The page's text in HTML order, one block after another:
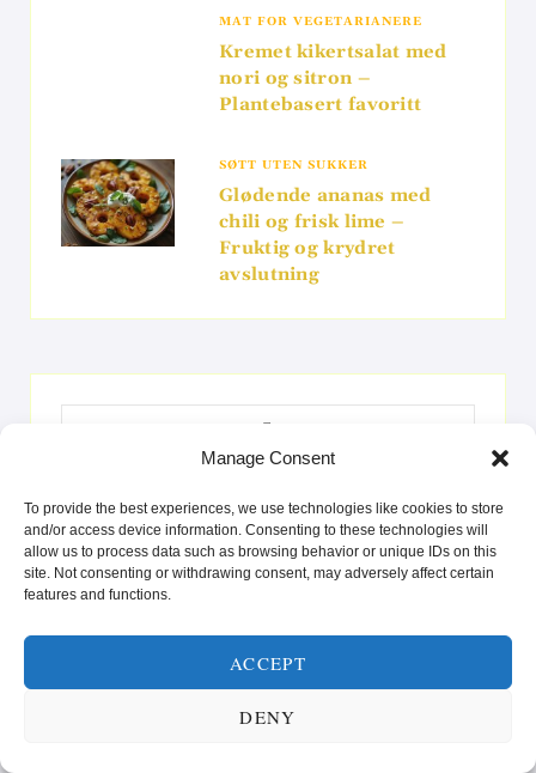
Manage Consent
To provide the best experiences, we use technologies like cookies to store
and/or access device information. Consenting to these technologies will
allow us to process data such as browsing behavior or unique IDs on this
site. Not consenting or withdrawing consent, may adversely affect certain
features and functions.
ACCEPT
DENY
MAT FOR VEGETARIANERE
Kremet kikertsalat med
nori og sitron –
Plantebasert favoritt
SØTT UTEN SUKKER
Glødende ananas med
chili og frisk lime –
Fruktig og krydret
avslutning
SUNN MAT FOR KROPP OG SJEL! 🥗